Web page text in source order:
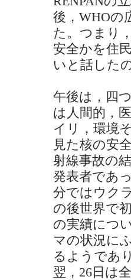
後，WHOの
た。つまり
安全かを住
いと話した
午後は，四
は人間的，
イリ，環境
見た核の安
射線事故の
発表者であ
分ではウク
の後世界で
の実績につ
マの状況に
るようであ
翌，26日は